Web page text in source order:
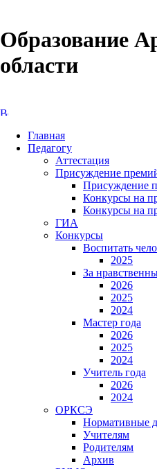
Образование
области
Главная
Педагогу
Аттестация
Присуждение
Присуждение
Конкурсы на
Конкурсы на
ГИА
Конкурсы
Воспитать
2025
За
2026
2025
2024
Мастер года
2026
2025
2024
Учитель года
2026
2024
ОРКСЭ
Нормативные
Учителям
Родителям
Архив